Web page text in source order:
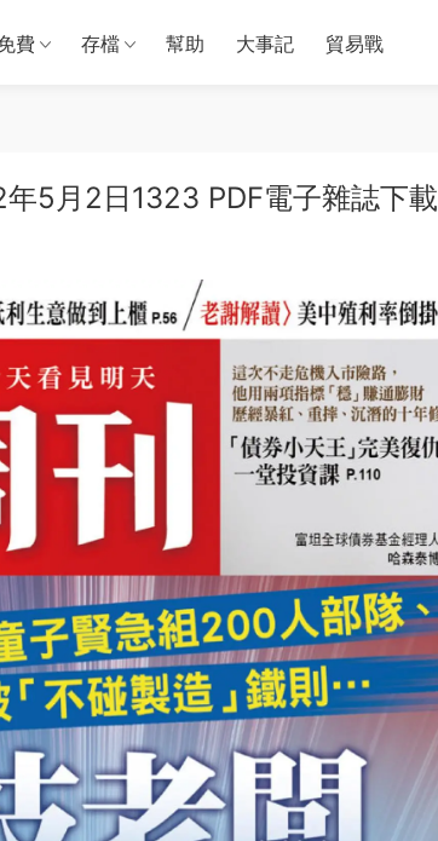
費 存檔 幫助 大事記 貿易戰
5月2日1323 PDF電子雜誌下載